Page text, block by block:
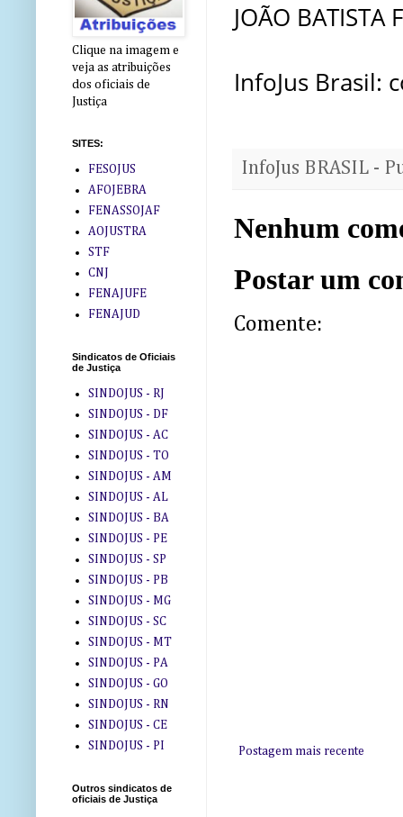
JOÃO BATISTA
InfoJus Brasil:
InfoJus BRASIL -
Nenhum
Postar um
Comente:
Postagem mais recente
Clique na imagem e
veja as atribuições
dos oficiais de
Justiça
SITES:
FESOJUS
AFOJEBRA
FENASSOJAF
AOJUSTRA
STF
CNJ
FENAJUFE
FENAJUD
Sindicatos de Oficiais
de Justiça
SINDOJUS - RJ
SINDOJUS - DF
SINDOJUS - AC
SINDOJUS - TO
SINDOJUS - AM
SINDOJUS - AL
SINDOJUS - BA
SINDOJUS - PE
SINDOJUS - SP
SINDOJUS - PB
SINDOJUS - MG
SINDOJUS - SC
SINDOJUS - MT
SINDOJUS - PA
SINDOJUS - GO
SINDOJUS - RN
SINDOJUS - CE
SINDOJUS - PI
Outros sindicatos de
oficiais de Justiça